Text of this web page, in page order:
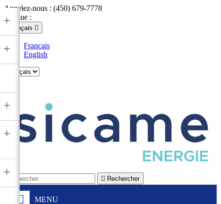
Appelez-nous : (450) 679-7778
Langue :
Français 
Français
English
 Rechercher
MENU
+
+
+
+
+